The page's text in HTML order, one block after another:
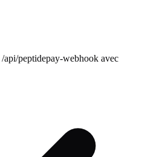
api/peptidepay-webhook avec